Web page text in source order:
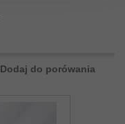
Dodaj do porówania